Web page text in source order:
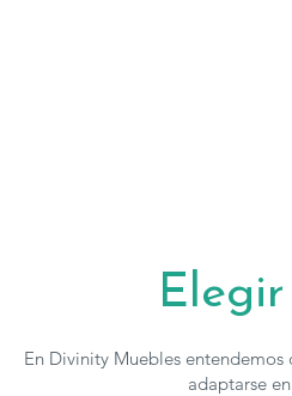
En Divinity Muebles
adaptarse